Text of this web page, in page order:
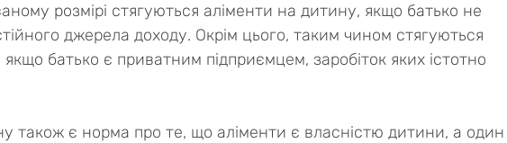
розмірі стягуються аліменти на дитину, якщо батько не
джерела доходу. Окрім цього, таким чином стягуються
батько є приватним підприємцем, заробіток яких істотно
також є норма про те, що аліменти є власністю дитини, а один